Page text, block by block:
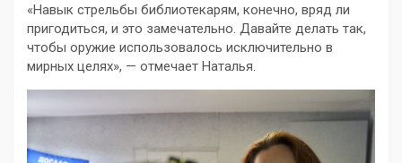
«Навык стрельбы библиотекарям, конечно, вряд ли
пригодиться, и это замечательно. Давайте делать так,
чтобы оружие использовалось исключительно в
мирных целях», — отмечает Наталья.